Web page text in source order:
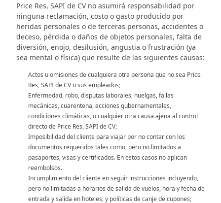
Price Res, SAPI de CV no asumirá responsabilidad por
ninguna reclamación, costo o gasto producido por
heridas personales o de terceras personas, accidentes o
deceso, pérdida o daños de objetos personales, falta de
diversión, enojo, desilusión, angustia o frustración (ya
sea mental o física) que resulte de las siguientes causas:
Actos u omisiones de cualquiera otra persona que no sea Price
Res, SAPI de CV o sus empleados;
Enfermedad, robo, disputas laborales, huelgas, fallas
mecánicas, cuarentena, acciones gubernamentales,
condiciones climáticas, o cualquier otra causa ajena al control
directo de Price Res, SAPI de CV;
Imposibilidad del cliente para viajar por no contar con los
documentos requeridos tales como, pero no limitados a
pasaportes, visas y certificados. En estos casos no aplican
reembolsos.
Incumplimiento del cliente en seguir instrucciones incluyendo,
pero no limitadas a horarios de salida de vuelos, hora y fecha de
entrada y salida en hoteles, y políticas de canje de cupones;